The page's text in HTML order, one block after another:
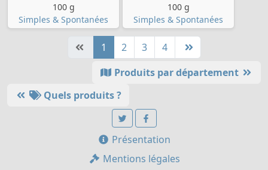
100 g
Simples & Spontanées
100 g
Simples & Spontanées
1 2 3
4
Produits par département
Quels produits ?
Présentation
Mentions légales